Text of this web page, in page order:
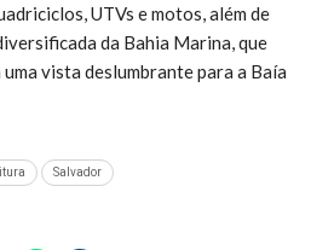
UTVs e motos, além de
da Bahia Marina, que
vista deslumbrante para a Baía
Salvador